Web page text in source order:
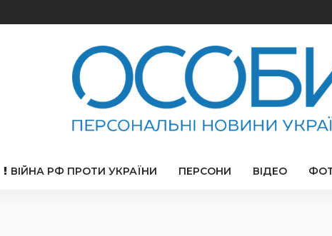
ВІЙНА РФ ПРОТИ УКРАЇНИ ПЕРСОНИ ВІДЕО